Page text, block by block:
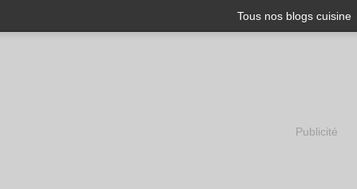
Tous nos blogs cuisine
Publicité